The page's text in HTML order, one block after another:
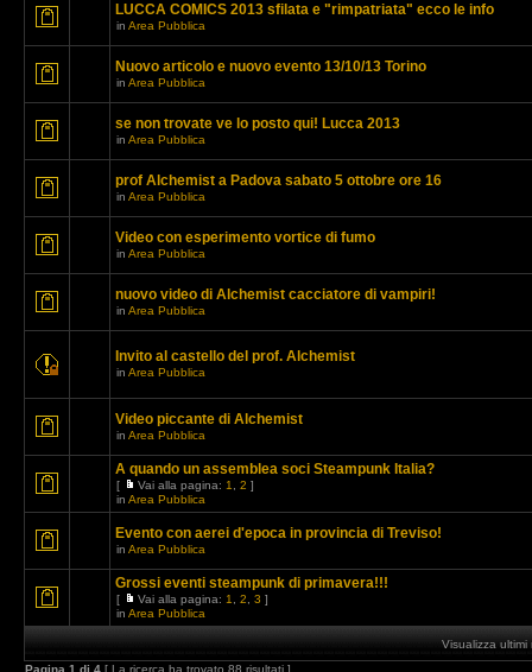
LUCCA COMICS 2013 sfilata e "rimpatriata" ecco le info
in Area Pubblica
Nuovo articolo e nuovo evento 13/10/13 Torino
in Area Pubblica
se non trovate ve lo posto qui! Lucca 2013
in Area Pubblica
prof Alchemist a Padova sabato 5 ottobre ore 16
in Area Pubblica
Video con esperimento vortice di fumo
in Area Pubblica
nuovo video di Alchemist cacciatore di vampiri!
in Area Pubblica
Invito al castello del prof. Alchemist
in Area Pubblica
Video piccante di Alchemist
in Area Pubblica
A quando un assemblea soci Steampunk Italia?
[ Vai alla pagina: 1 2 ]
in Area Pubblica
Evento con aerei d'epoca in provincia di Treviso!
in Area Pubblica
Grossi eventi steampunk di primavera!!!
[ Vai alla pagina: 1 2 3 ]
in Area Pubblica
Visualizza ultimi
Pagina 1 di 4 [ La ricerca ha trovato 88 risultati ]